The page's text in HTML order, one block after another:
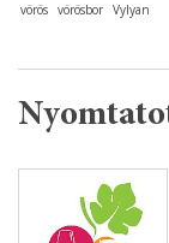
vörös vörösbor Vylyan